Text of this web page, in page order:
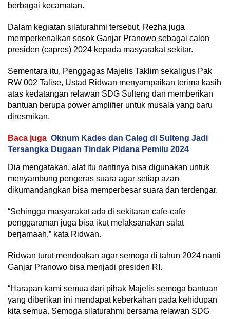
berbagai kecamatan.
Dalam kegiatan silaturahmi tersebut, Rezha juga
memperkenalkan sosok Ganjar Pranowo sebagai calon
presiden (capres) 2024 kepada masyarakat sekitar.
Sementara itu, Penggagas Majelis Taklim sekaligus Pak
RW 002 Talise, Ustad Ridwan menyampaikan terima kasih
atas kedatangan relawan SDG Sulteng dan memberikan
bantuan berupa power amplifier untuk musala yang baru
diresmikan.
Baca juga Oknum Kades dan Caleg di Sulteng Jadi
Tersangka Dugaan Tindak Pidana Pemilu 2024
Dia mengatakan, alat itu nantinya bisa digunakan untuk
menyambung pengeras suara agar setiap azan
dikumandangkan bisa memperbesar suara dan terdengar.
“Sehingga masyarakat ada di sekitaran cafe-cafe
penggaraman juga bisa ikut melaksanakan salat
berjamaah,” kata Ridwan.
Ridwan turut mendoakan agar semoga di tahun 2024 nanti
Ganjar Pranowo bisa menjadi presiden RI.
“Harapan kami semua dari pihak Majelis semoga bantuan
yang diberikan ini mendapat keberkahan pada kehidupan
kita semua. Semoga silaturahmi bersama relawan SDG